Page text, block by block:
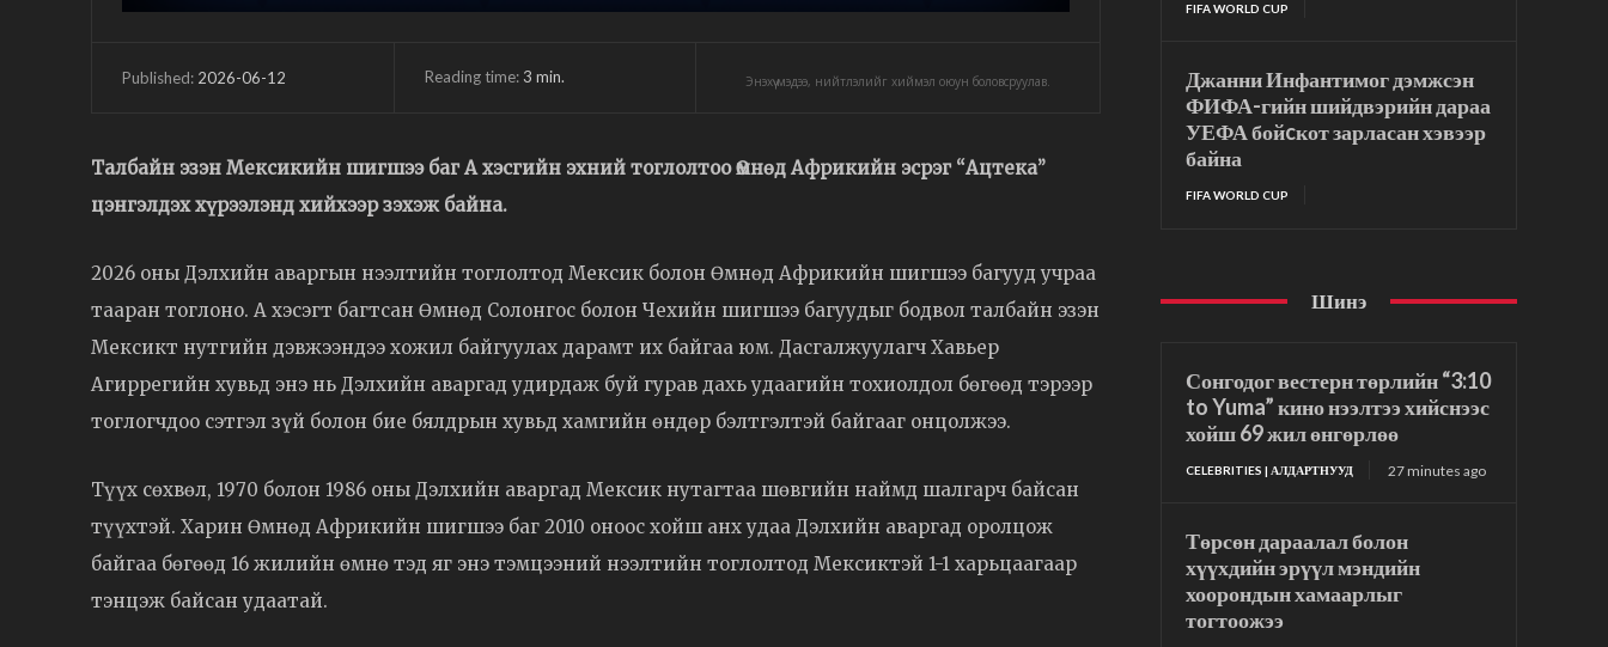
Published: 2026-06-12 Reading time: 3 min. Энэхүү мэдээ, нийтлэлийг хиймэл оюун боловсруулав.
Талбайн эзэн Мексикийн шигшээ баг А хэсгийн эхний тоглолтоо Өмнөд Африкийн эсрэг “Ацтека”
цэнгэлдэх хүрээлэнд хийхээр зэхэж байна.
2026 оны Дэлхийн аваргын нээлтийн тоглолтод Мексик болон Өмнөд Африкийн шигшээ багууд учраа
тааран тоглоно. А хэсэгт багтсан Өмнөд Солонгос болон Чехийн шигшээ багуудыг бодвол талбайн эзэн
Мексикт нутгийн дэвжээндээ хожил байгуулах дарамт их байгаа юм. Дасгалжуулагч Хавьер
Агиррегийн хувьд энэ нь Дэлхийн аваргад удирдаж буй гурав дахь удаагийн тохиолдол бөгөөд тэрээр
тоглогчдоо сэтгэл зүй болон бие бялдрын хувьд хамгийн өндөр бэлтгэлтэй байгааг онцолжээ.
Түүх сөхвөл, 1970 болон 1986 оны Дэлхийн аваргад Мексик нутагтаа шөвгийн наймд шалгарч байсан
түүхтэй. Харин Өмнөд Африкийн шигшээ баг 2010 оноос хойш анх удаа Дэлхийн аваргад оролцож
байгаа бөгөөд 16 жилийн өмнө тэд яг энэ тэмцээний нээлтийн тоглолтод Мексиктэй 1-1 харьцаагаар
тэнцэж байсан удаатай.
FIFA WORLD CUP
Джанни Инфантимог дэмжсэн
ФИФА-гийн шийдвэрийн дараа
УЕФА бойcкот зарласан хэвээр
байна
FIFA WORLD CUP
Шинэ
Сонгодог вестерн төрлийн “3:10
to Yuma” кино нээлтээ хийснээс
хойш 69 жил өнгөрлөө
CELEBRITIES | АЛДАРТНУУД 27 minutes ago
Төрсөн дараалал болон
хүүхдийн эрүүл мэндийн
хоорондын хамаарлыг
тогтоожээ